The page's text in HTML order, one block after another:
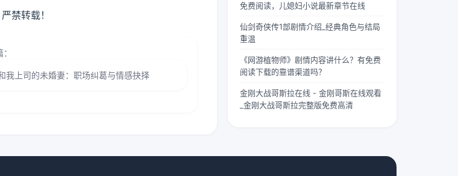
禁转载！
我上司的未婚妻：职场纠葛与情感抉择
免费阅读，儿媳妇小说最新章节在线
仙剑奇侠传1部剧情介绍_经典角色与结局
重温
《网游植物师》剧情内容讲什么？有免费
阅读下载的靠谱渠道吗？
金刚大战哥斯拉在线 - 金刚哥斯在线观看
_金刚大战哥斯拉完整版免费高清